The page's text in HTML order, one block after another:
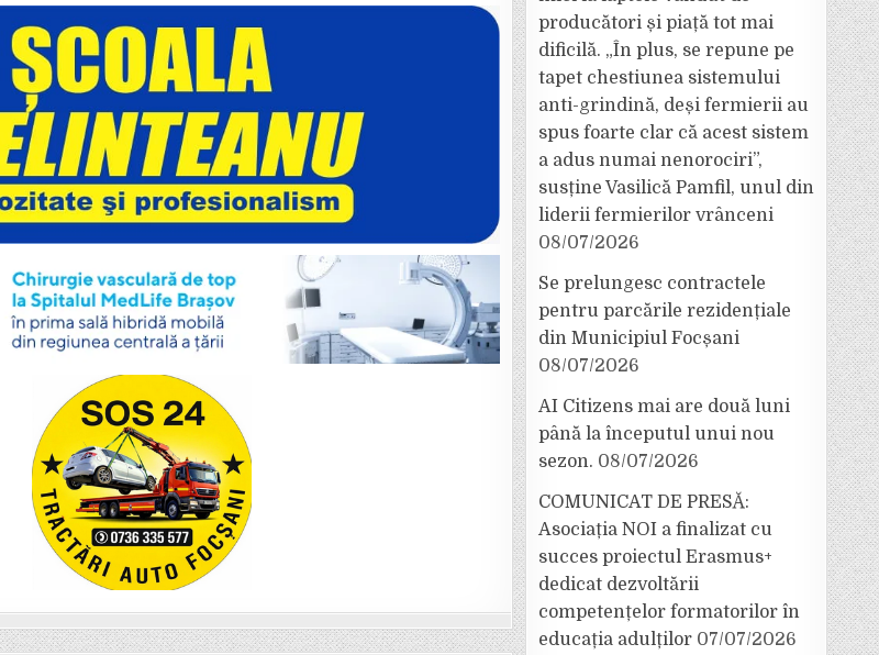
producători și piață tot mai
dificilă. „În plus, se repune pe
tapet chestiunea sistemului
anti-grindină, deși fermierii au
spus foarte clar că acest sistem
a adus numai nenorociri”,
susține Vasilică Pamfil, unul din
liderii fermierilor vrânceni
08/07/2026
Se prelungesc contractele
pentru parcările rezidențiale
din Municipiul Focșani
08/07/2026
AI Citizens mai are două luni
până la începutul unui nou
sezon. 08/07/2026
COMUNICAT DE PRESĂ:
Asociația NOI a finalizat cu
succes proiectul Erasmus+
dedicat dezvoltării
competențelor formatorilor în
educația adulților 07/07/2026